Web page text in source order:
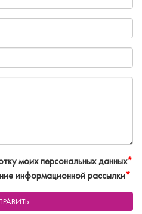
моих персональных данных*
информационной рассылки*